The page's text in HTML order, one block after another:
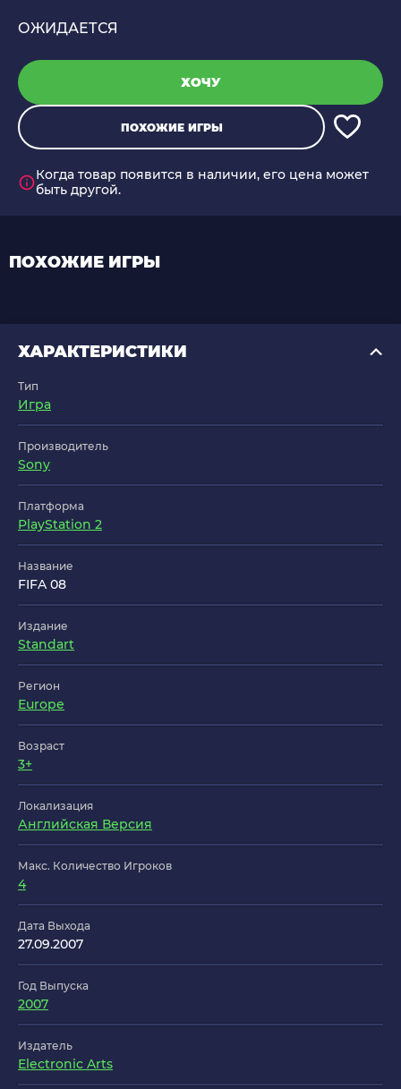
ОЖИДАЕТСЯ
ХОЧУ
ПОХОЖИЕ ИГРЫ
Когда товар появится в наличии, его цена может
быть другой.
ПОХОЖИЕ ИГРЫ
ХАРАКТЕРИСТИКИ
Тип
Игра
Производитель
Sony
Платформа
PlayStation 2
Название
FIFA 08
Издание
Standart
Регион
Europe
Возраст
3+
Локализация
Английская Версия
Макс. Количество Игроков
4
Дата Выхода
27.09.2007
Год Выпуска
2007
Издатель
Electronic Arts